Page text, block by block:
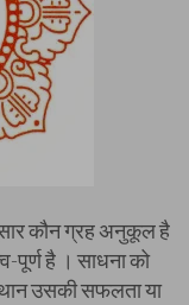
कौन ग्रह अनुकूल है
पूर्ण है । साधना को
उसकी सफलता या